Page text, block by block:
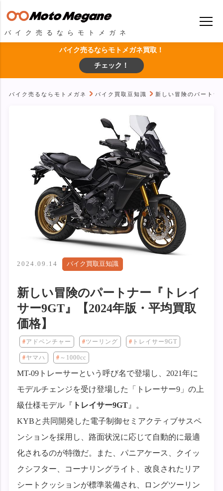
バイク売るならモトメガネ
バイク売るならモトメガネ買取！
チェック！
バイク売るならモトメガネ バイク買取豆知識 新しい冒険のパート
2024.09.14 バイク買取豆知識
新しい冒険のパートナー『トレイ
サー9GT』【2024年版・平均買取
価格】
アドベンチャー ツーリング トレイサー9GT
ヤマハ ～1000cc
MT-09トレーサーという呼び名で登場し、2021年に
モデルチェンジを受け登場した「トレーサー9」の上
級仕様モデル『 トレイサー9GT 』。
KYBと共同開発した電子制御セミアクティブサスペ
ンションを採用し、路面状況に応じて自動的に最適
化されるのが特徴だ。また、パニアケース、クイッ
クシフター、コーナリングライト、改良されたリア
シートクッションが標準装備され、ロングツーリン